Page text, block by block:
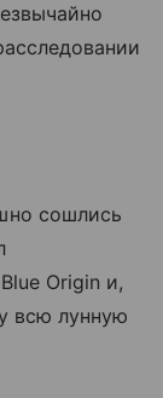
сошлись
Origin и,
всю лунную